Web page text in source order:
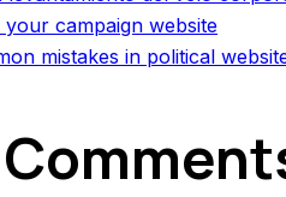
campaign website
mistakes in political